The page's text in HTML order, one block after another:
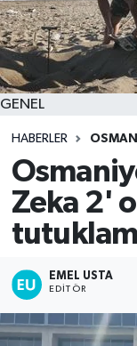
GENEL
HABERLER
Zeka 2'
EMEL USTA
EDITÖR